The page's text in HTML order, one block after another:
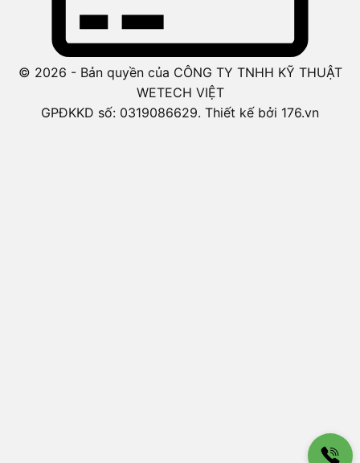
© 2026 - Bản quyền của CÔNG TY TNHH KỸ THUẬT
WETECH VIỆT
GPĐKKD số: 0319086629. Thiết kế bởi 176.vn